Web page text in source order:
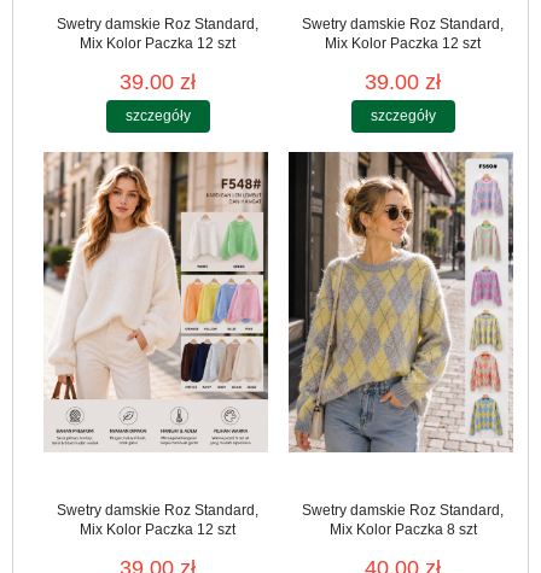
Swetry damskie Roz Standard,
Mix Kolor Paczka 12 szt
39.00 zł
szczegóły
Swetry damskie Roz Standard,
Mix Kolor Paczka 12 szt
39.00 zł
szczegóły
Swetry damskie Roz Standard,
Mix Kolor Paczka 12 szt
Swetry damskie Roz Standard,
Mix Kolor Paczka 8 szt